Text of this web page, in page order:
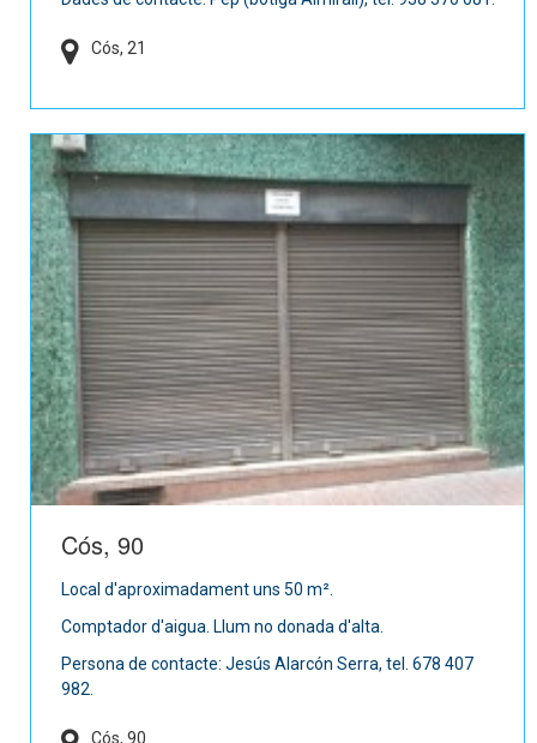
Cós, 21
Cós, 90
Local d'aproximadament uns 50 m².
Comptador d'aigua. Llum no donada d'alta.
Persona de contacte: Jesús Alarcón Serra, tel. 678 407
982.
Cós, 90